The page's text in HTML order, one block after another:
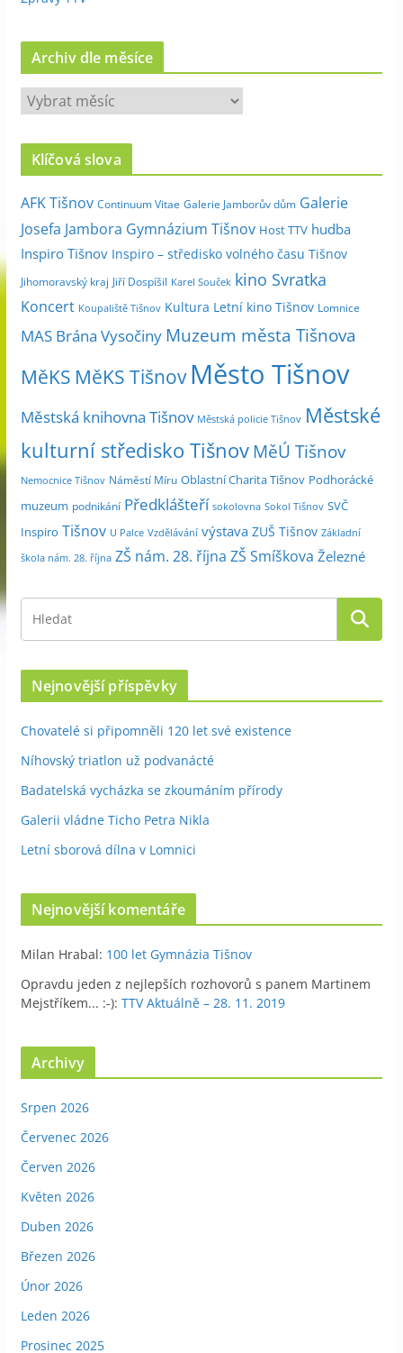
Archiv dle měsíce
A
c
v
d
l
e
m
s
í
e
Klíčová slova
AFK Tišnov Continuum Vitae Galerie Jamborův dům Galerie
Josefa Jambora Gymnázium Tišnov Host TTV hudba
Inspiro Tišnov Inspiro – středisko volného času Tišnov
Jihomoravský kraj Jiří Dospíšil Karel Souček kino Svratka
Koncert Koupaliště Tišnov Kultura Letní kino Tišnov Lomnice
MAS Brána Vysočiny Muzeum města Tišnova
MěKS MěKS Tišnov Město Tišnov
Městská knihovna Tišnov Městská policie Tišnov Městské
kulturní středisko Tišnov MěÚ Tišnov
Nemocnice Tišnov Náměstí Míru Oblastní Charita Tišnov Podhorácké
muzeum podnikání Předklášteří sokolovna Sokol Tišnov SVČ
Inspiro Tišnov U Palce Vzdělávání výstava ZUŠ Tišnov Základní
škola nám. 28. října ZŠ nám. 28. října ZŠ Smíškova Železné
Nejnovější příspěvky
Chovatelé si připomněli 120 let své existence
Níhovský triatlon už podvanácté
Badatelská vycházka se zkoumáním přírody
Galerii vládne Ticho Petra Nikla
Letní sborová dílna v Lomnici
Nejnovější komentáře
Milan Hrabal: 100 let Gymnázia Tišnov
Opravdu jeden z nejlepších rozhovorů s panem Martinem
Mejstříkem... :-): TTV Aktuálně – 28. 11. 2019
Archivy
Srpen 2026
Červenec 2026
Červen 2026
Květen 2026
Duben 2026
Březen 2026
Únor 2026
Leden 2026
Prosinec 2025